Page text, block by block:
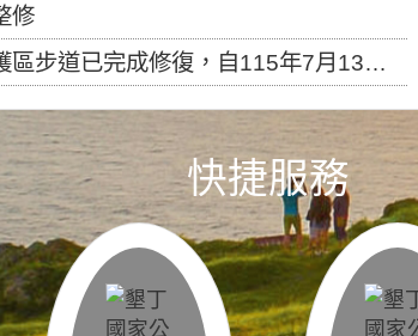
修
，自115年7月13日（星期一）起恢復開放入園，歡迎民眾依規定申請入園....
快捷服務